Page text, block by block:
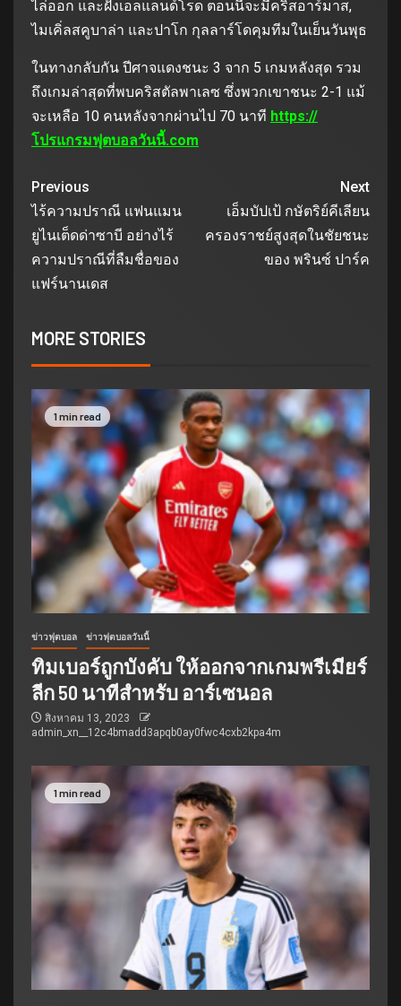
ไล่ออก และฝั่งเอลแลนด์โรด ตอนนี้จะมีคริสอาร์มาส,
ไมเคิ่ลสคูบาล่า และปาโก กุลลาร์โดคุมทีมในเย็นวันพุธ
ในทางกลับกัน ปีศาจแดงชนะ 3 จาก 5 เกมหลังสุด รวม
ถึงเกมล่าสุดที่พบคริสตัลพาเลซ ซึ่งพวกเขาชนะ 2-1 แม้
จะเหลือ 10 คนหลังจากผ่านไป 70 นาที https://
โปรแกรมฟุตบอลวันนี้.com
Previous
ไร้ความปราณี แฟนแมน
ยูไนเต็ดด่าซาบี อย่างไร้
ความปราณีที่ลืมชื่อของ
แฟร์นานเดส
Next
เอ็มบัปเป้ กษัตริย์คีเลียน
ครองราชย์สูงสุดในชัยชนะ
ของ พรินซ์ ปาร์ค
MORE STORIES
1 min read
ข่าวฟุตบอล ข่าวฟุตบอลวันนี้
ทิมเบอร์ถูกบังคับ ให้ออกจากเกมพรีเมียร์
ลีก 50 นาทีสำหรับ อาร์เซนอล
สิงหาคม 13, 2023
admin_xn__12c4bmadd3apqb0ay0fwc4cxb2kpa4m
1 min read